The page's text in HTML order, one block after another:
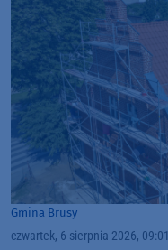
Gmina Brusy
czwartek, 6 sierpnia 2026, 09:01